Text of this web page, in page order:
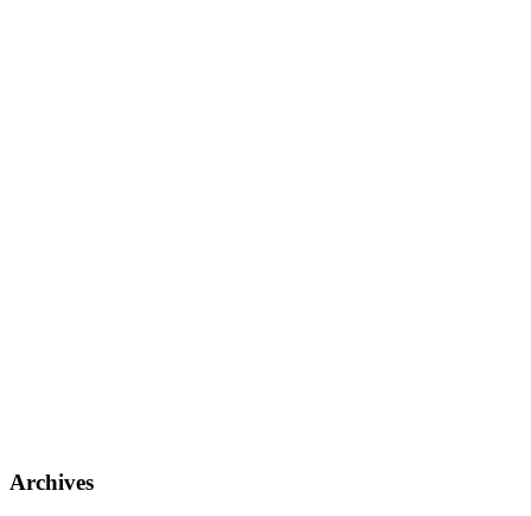
Archives